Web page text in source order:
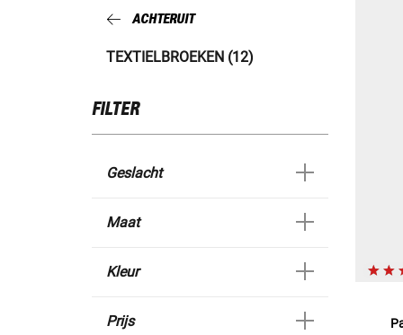
ACHTERUIT
TEXTIELBROEKEN (12)
FILTER
Geslacht
Maat
Kleur
Prijs